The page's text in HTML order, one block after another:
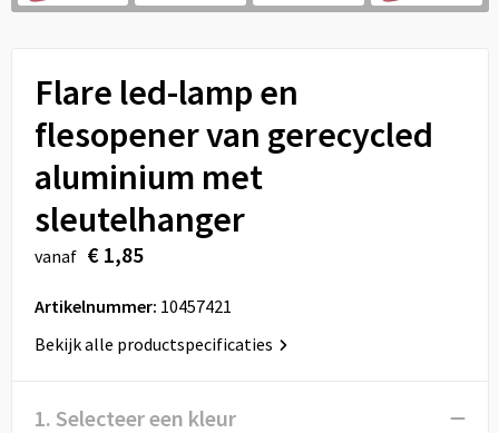
Sport
Vrije tijd en Strand
Feestartikelen
Aanstekers
Reistassen
Schoenentassen
Schoudertassen
Sporttassen
Toilettassen
Flare led-lamp en
flesopener van gerecycled
aluminium met
sleutelhanger
vanaf € 1,85
Artikelnummer: 10457421
Bekijk alle productspecificaties
1. Selecteer een kleur